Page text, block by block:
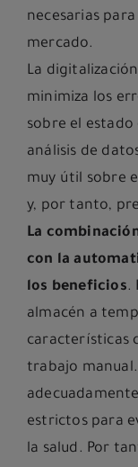
necesarias
mercado.
La
minimiza los
sobre el estado
análisis de
muy útil sobre
y, por tanto,
La
con la
los beneficios.
almacén a
características
trabajo
estrictos para
la salud. Por